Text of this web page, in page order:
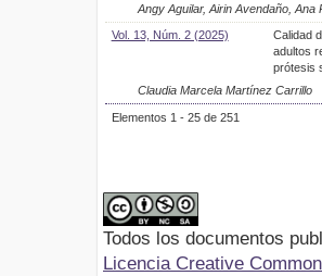
Angy Aguilar, Airin Avendaño,
Vol. 13, Núm. 2 (2025)
Calidad
adultos
prótesis
Claudia Marcela Martínez Carrillo
Elementos 1 - 25 de 251
Todos los documentos
Licencia Creative